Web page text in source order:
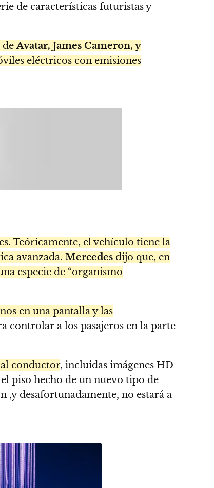
de características futuristas y
deAvatar, James Cameron, y
eléctricos con emisiones
Teóricamente, el vehículo tiene la
avanzada. Mercedes dijo que, en
especie de “organismo
en una pantalla y las
controlar a los pasajeros en la parte
conductor, incluidas imágenes HD
piso hecho de un nuevo tipo de
,y desafortunadamente, no estará a